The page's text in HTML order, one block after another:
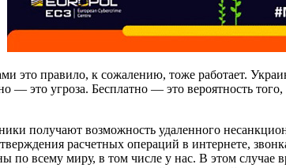
это правило, к сожалению, тоже работает.
— это угроза. Бесплатно — это вероятность
получают возможность удаленного
расчетных операций в интернете,
всему миру, в том числе у нас. В этом случае